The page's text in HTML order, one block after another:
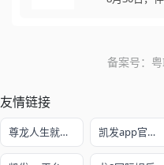
备案号：
友情链接
尊龙人生就是博!开户 凯发app官方网站